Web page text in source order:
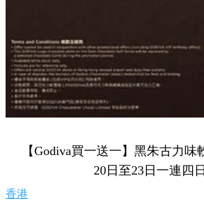
【Godiva買一送一】黑朱古力味
20日至23日一連四
香港